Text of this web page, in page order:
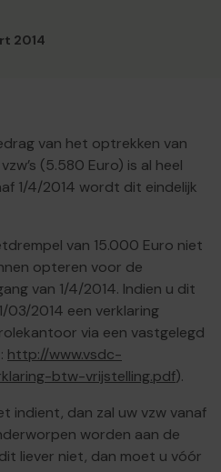
2014
van het optrekken van
(5.580 Euro) is al heel
1/4/2014 wordt dit eindelijk
van 15.000 Euro niet
opteren voor de
van 1/4/2014. Indien u dit
03/2014 een verklaring
via een vastgelegd
http://www.vsdc-
btw-vrijstelling.pdf).
indient, dan zal uw vzw vanaf
worden aan de
liever niet, dan moet u vóór